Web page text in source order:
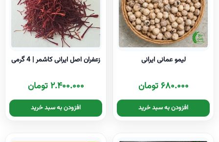
لیمو عمانی ایرانی
۶۸۰.۰۰۰ تومان
افزودن به سبد خرید
زعفران اصل ایرانی کاشمر | 4 گرمی
۲.۴۰۰.۰۰۰تومان
افزودن به سبد خرید